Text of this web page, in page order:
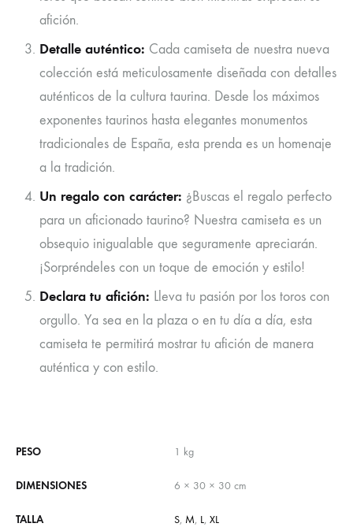
afición.
Detalle auténtico: Cada camiseta de nuestra nueva
colección está meticulosamente diseñada con detalles
auténticos de la cultura taurina. Desde los máximos
exponentes taurinos hasta elegantes monumentos
tradicionales de España, esta prenda es un homenaje
a la tradición.
Un regalo con carácter: ¿Buscas el regalo perfecto
para un aficionado taurino? Nuestra camiseta es un
obsequio inigualable que seguramente apreciarán.
¡Sorpréndeles con un toque de emoción y estilo!
Declara tu afición: Lleva tu pasión por los toros con
orgullo. Ya sea en la plaza o en tu día a día, esta
camiseta te permitirá mostrar tu afición de manera
auténtica y con estilo.
PESO 1 kg
DIMENSIONES 6 × 30 × 30 cm
TALLA S, M, L, XL